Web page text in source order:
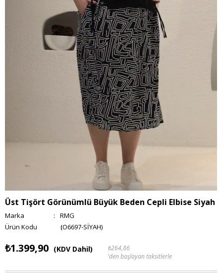
Üst Tişört Görünümlü Büyük Beden Cepli Elbise Siyah
Marka :
RMG
(O6697-SİYAH)
₺1.399,90 (KDV Dahil)
₺264,86
'den başlayan taksitlerle